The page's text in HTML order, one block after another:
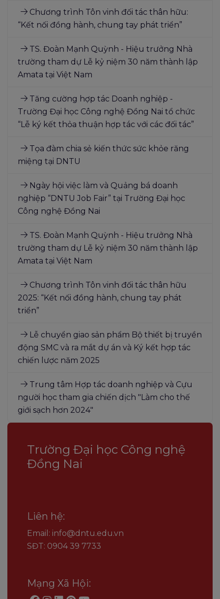
Chương trình Tôn vinh đối tác thân hữu:
“Kết nối đồng hành, chung tay phát triển”
TS. Đoàn Mạnh Quỳnh - Hiệu trưởng Nhà
trường tham dự Lễ kỷ niệm 30 năm thành lập
Amata tại Việt Nam
Tăng cường hợp tác Doanh nghiệp -
Trường Đại học Công nghệ Đồng Nai tổ chức
“Lễ ký kết thỏa thuận hợp tác với các đối tác”
Tọa đàm chia sẻ kiến thức sức khỏe răng
miệng tại DNTU
Ngày hội việc làm và Quảng bá doanh
nghiệp “DNTU Job Fair” tại Trường Đại học
Công nghệ Đồng Nai
TS. Đoàn Mạnh Quỳnh - Hiệu trưởng Nhà
trường tham dự Lễ kỷ niệm 30 năm thành lập
Amata tại Việt Nam
Chương trình Tôn vinh đối tác thân hữu
2025: “Kết nối đồng hành, chung tay phát
triển”
Lễ chuyển giao sản phẩm Bộ thiết bị truyền
động SMC và ra mắt dự án và Ký kết hợp tác
chiến lược năm 2025
Trung tâm Hợp tác doanh nghiệp và Cựu
người học tham gia chiến dịch "Làm cho thế
giới sạch hơn 2024"
Trường Đại học Công nghệ
Đồng Nai
Liên hệ:
Email: info@dntu.edu.vn
SĐT: 0904 39 7733
Mạng Xã Hội: